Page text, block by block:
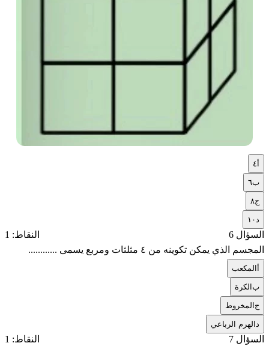
٤
ب٦
ج٨
١٠
السؤال 6
النقاط: 1
المجسم الذي يمكن تكوينه من ٤ مثلثات ومربع يسمى ............
المكعب
بالكرة
جالمخروط
الهرم الرباعي
السؤال 7
النقاط: 1